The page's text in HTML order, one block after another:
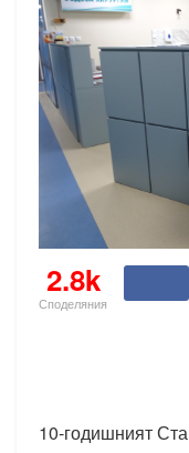
2.8k
Споделяния
10-годишният